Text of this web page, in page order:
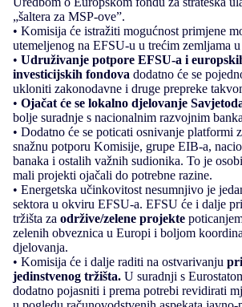
„šaltera za MSP-ove”.
• Komisija će istražiti mogućnost primjene
utemeljenog na EFSU-u u trećim zemljama
• Udruživanje potpore EFSU-a i
investicijskih fondova dodatno će se
ukloniti zakonodavne i druge prepreke
• Ojačat će se lokalno djelovanje
bolje suradnje s nacionalnim razvojnim
• Dodatno će se poticati osnivanje platformi
snažnu potporu Komisije, grupe EIB-a,
banaka i ostalih važnih sudionika. To je
mali projekti ojačali do potrebne razine.
• Energetska učinkovitost nesumnjivo je
sektora u okviru EFSU-a. EFSU će i dalje
tržišta za održive/zelene projekte
zelenih obveznica u Europi i boljom
djelovanja.
• Komisija će i dalje raditi na ostvarivanju
jedinstvenog tržišta. U suradnji s
dodatno pojasniti i prema potrebi revidirati